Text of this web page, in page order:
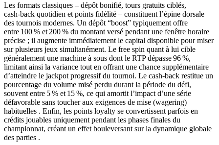
Les formats classiques – dépôt bonifié, tours gratuits ciblés,
cash‑back quotidien et points fidélité – constituent l’épine dorsale
des tournois modernes. Un dépôt “boost” typiquement offre
entre 100 % et 200 % du montant versé pendant une fenêtre horaire
précise ; il augmente immédiatement le capital disponible pour miser
sur plusieurs jeux simultanément. Le free spin quant à lui cible
généralement une machine à sous dont le RTP dépasse 96 %,
limitant ainsi la variance tout en offrant une chance supplémentaire
d’atteindre le jackpot progressif du tournoi. Le cash‑back restitue un
pourcentage du volume misé perdu durant la période du défi,
souvent entre 5 % et 15 %, ce qui amortit l’impact d’une série
défavorable sans toucher aux exigences de mise (wagering)
habituelles . Enfin, les points loyalty se convertissent parfois en
crédits jouables uniquement pendant les phases finales du
championnat, créant un effet bouleversant sur la dynamique globale
des parties .